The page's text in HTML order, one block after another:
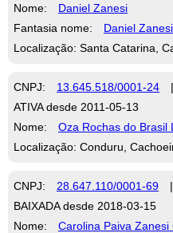
Nome:
Daniel Zanesi
Fantasia nome:
Daniel Zanesi
Localização: Santa Catarina,
CNPJ: 13.645.518/0001-24
ATIVA desde 2011-05-13
Nome:
Oza Rochas do Brasil
Localização: Conduru,
CNPJ: 28.647.110/0001-69
BAIXADA desde 2018-03-15
Nome:
Carolina Paiva Zanesi